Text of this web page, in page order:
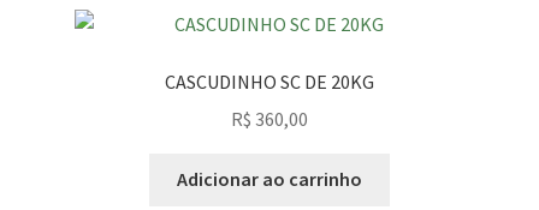
CASCUDINHO SC DE 20KG
R$ 360,00
Adicionar ao carrinho